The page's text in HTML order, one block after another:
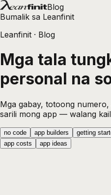
Blog
Bumalik sa Leanfinit
Leanfinit · Blog
Mga tala
personal na
Mga gabay, totoong
sarili mong app — walang
no code app builders getting
app costs
app ideas